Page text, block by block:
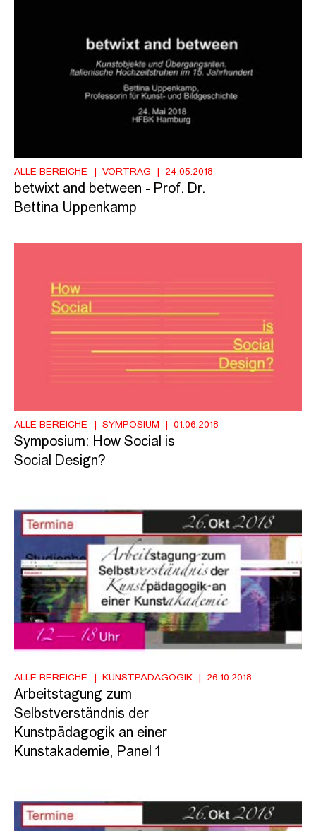
ALLE BEREICHE VORTRAG 24.05.2018
betwixt and between - Prof. Dr.
Bettina Uppenkamp
ALLE BEREICHE SYMPOSIUM 01.06.2018
Symposium: How Social is
Social Design?
ALLE BEREICHE KUNSTPÄDAGOGIK 26.10.2018
Arbeitstagung zum
Selbstverständnis der
Kunstpädagogik an einer
Kunstakademie, Panel 1